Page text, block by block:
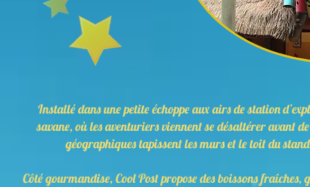
Installé dans une petite échoppe aux airs de station
savane, où les aventuriers viennent se désaltérer avant
géographiques tapissent les murs et le toit du
Côté gourmandise, Cool Post propose des boissons